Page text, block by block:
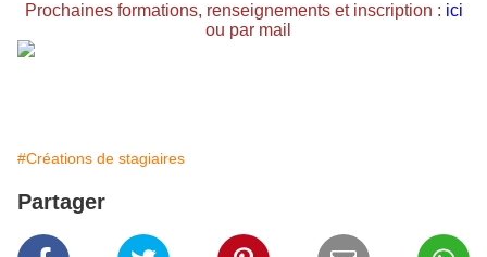
Prochaines formations, renseignements et inscription : ici
ou par mail
#Créations de stagiaires
Partager